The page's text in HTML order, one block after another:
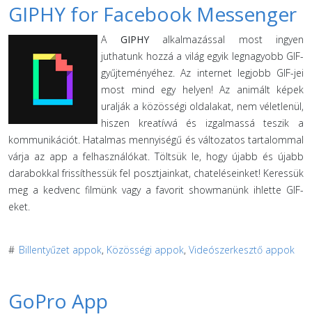
GIPHY for Facebook Messenger
A GIPHYalkalmazással most ingyen
juthatunk hozzá a világ egyik legnagyobb GIF-
gyűjteményéhez. Az internet legjobb GIF-jei
most mind egy helyen! Az animált képek
uralják a közösségi oldalakat, nem véletlenül,
hiszen kreatívvá és izgalmassá teszik a
kommunikációt. Hatalmas mennyiségű és változatos tartalommal
várja az app a felhasználókat. Töltsük le, hogy újabb és újabb
darabokkal frissíthessük fel posztjainkat, chateléseinket! Keressük
meg a kedvenc filmünk vagy a favorit showmanünk ihlette GIF-
eket.
# Billentyűzet appok, Közösségi appok, Videószerkesztő appok
GoPro App